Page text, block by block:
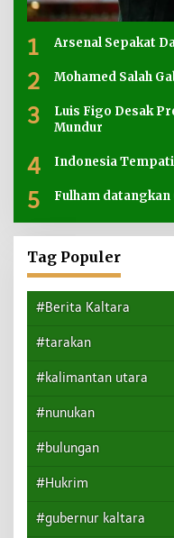
1 Arsenal Sepakat
2 Mohamed Salah
3
Luis Figo Desak
Mundur
4 Indonesia
5 Fulham datangkan
Tag Populer
#Berita Kaltara
#tarakan
#kalimantan utara
#nunukan
#bulungan
#Hukrim
#gubernur kaltara